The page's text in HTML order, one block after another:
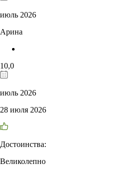
июль 2026
Арина
10,0
июль 2026
28 июля 2026
Достоинства:
Великолепно